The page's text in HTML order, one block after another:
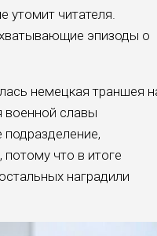
читателя.
эпизоды о
немецкая траншея
военной славы
что в итоге
наградили